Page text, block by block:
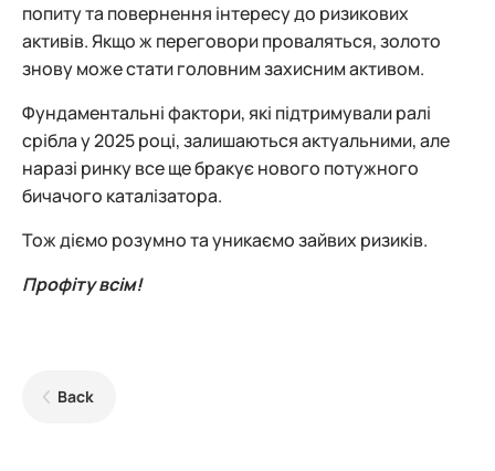
попиту та повернення інтересу до ризикових
активів. Якщо ж переговори проваляться, золото
знову може стати головним захисним активом.
Фундаментальні фактори, які підтримували ралі
срібла у 2025 році, залишаються актуальними, але
наразі ринку все ще бракує нового потужного
бичачого каталізатора.
Тож діємо розумно та уникаємо зайвих ризиків.
Профіту всім!
Back